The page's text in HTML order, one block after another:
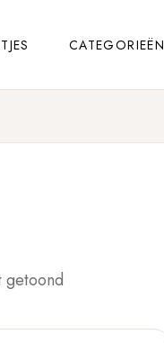
CATEGORIEËN
getoond